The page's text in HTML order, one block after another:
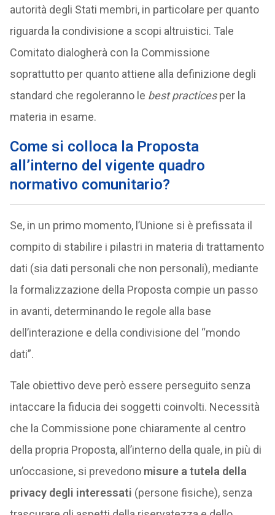
autorità degli Stati membri, in particolare per quanto
riguarda la condivisione a scopi altruistici. Tale
Comitato dialogherà con la Commissione
soprattutto per quanto attiene alla definizione degli
standard che regoleranno le best practicesper la
materia in esame.
Come si colloca la Proposta
all’interno del vigente quadro
normativo comunitario?
Se, in un primo momento, l’Unione si è prefissata il
compito di stabilire i pilastri in materia di trattamento
dati (sia dati personali che non personali), mediante
la formalizzazione della Proposta compie un passo
in avanti, determinando le regole alla base
dell’interazione e della condivisione del “mondo
dati”.
Tale obiettivo deve però essere perseguito senza
intaccare la fiducia dei soggetti coinvolti. Necessità
che la Commissione pone chiaramente al centro
della propria Proposta, all’interno della quale, in più di
un’occasione, si prevedono misure a tutela della
privacy degli interessati (persone fisiche), senza